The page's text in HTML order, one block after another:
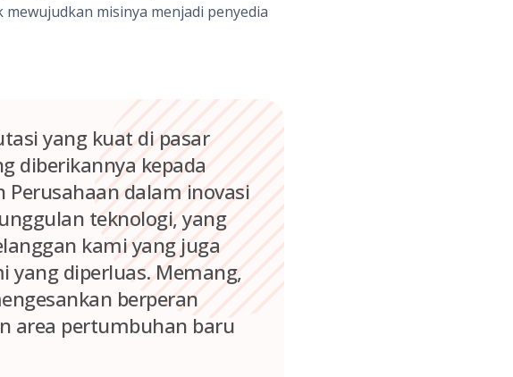
misinya menjadi penyedia
yang kuat di pasar
diberikannya kepada
Perusahaan dalam inovasi
teknologi, yang
kami yang juga
diperluas. Memang,
berperan
area pertumbuhan baru